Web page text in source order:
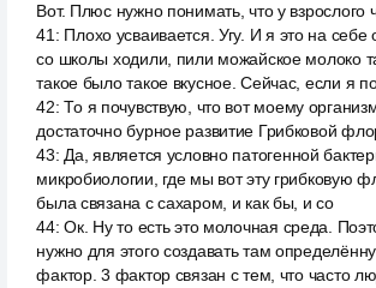
Вот. Плюс нужно понимать, что у взрослого
41 : Плохо усваивается. Угу. И я это на
со школы ходили, пили можайское молоко
такое было такое вкусное. Сейчас, если я
42:То я почувствую, что вот моему
достаточно бурное развитие Грибковой
43: Да, является условно патогенной
микробиологии, где мы вот эту грибковую
была связана с сахаром, и как бы, и со
44:Ок. Ну то есть это молочная среда.
нужно для этого создавать там
фактор. 3 фактор связан с тем, что часто